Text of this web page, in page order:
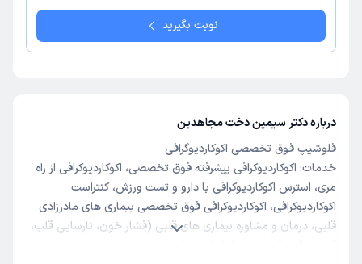
نوبت بگیرید
درباره دکتر سیمین دخت مجاهدین
فلوشیپ فوق تخصصی اکوکاردیوگرافی
خدمات: اکوکاردیوکرافی پیشرفته فوق تخصصی، اکوکاردیوکرافی از راه
مری، استرس اکوکاردیوکرافی با دارو و تست ورزش، کنتراست
اکوکاردیوکرافی، اکوکاردیوکرافی فوق تخصصی بیماری های مادرزادی
قلبی، درمان و مشاوره بیماری های قلبی (فشار خون، نارسایی قلب،